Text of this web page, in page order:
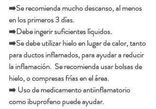
➡️Se recomienda mucho descanso, al menos
en los primeros 3 días.
➡️Debe ingerir suficientes líquidos.
➡️Se debe utilizar hielo en lugar de calor, tanto
para ductos inflamados, para ayudar a reducir
la inflamación.  Se recomienda usar bolsas de
hielo, o compresas frías en el área.
➡️ Uso de medicamento antiinflamatorio
como ibuprofeno puede ayudar.